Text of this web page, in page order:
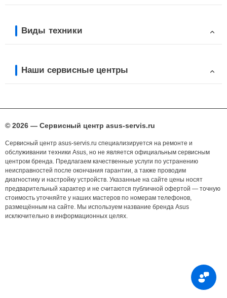
Виды техники
Наши сервисные центры
© 2026 — Сервисный центр asus-servis.ru
Сервисный центр asus-servis.ru специализируется на ремонте и
обслуживании техники Asus, но не является официальным сервисным
центром бренда. Предлагаем качественные услуги по устранению
неисправностей после окончания гарантии, а также проводим
диагностику и настройку устройств. Указанные на сайте цены носят
предварительный характер и не считаются публичной офертой — точную
стоимость уточняйте у наших мастеров по номерам телефонов,
размещённым на сайте. Мы используем название бренда Asus
исключительно в информационных целях.